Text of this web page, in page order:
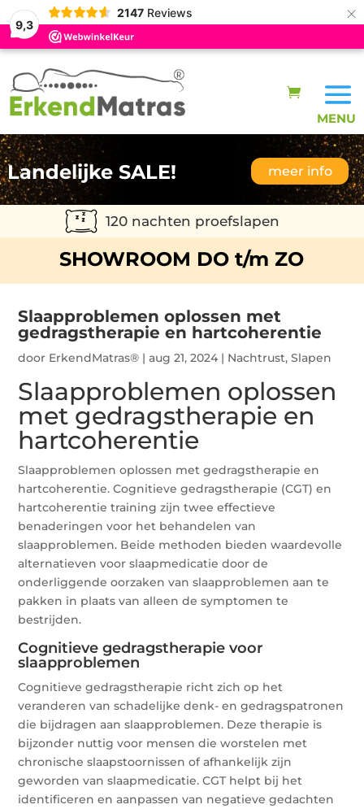
9,3
2147 Reviews ×
Landelijke SALE! meer info
120 nachten proefslapen
SHOWROOM DO t/m ZO
Slaapproblemen oplossen met
gedragstherapie en hartcoherentie
door ErkendMatras® |aug 21, 2024 | Nachtrust,Slapen
Slaapproblemen oplossen
met gedragstherapie en
hartcoherentie
Slaapproblemen oplossen met gedragstherapie en
hartcoherentie. Cognitieve gedragstherapie (CGT) en
hartcoherentie training zijn twee effectieve
benaderingen voor het behandelen van
slaapproblemen. Beide methoden bieden waardevolle
alternatieven voor slaapmedicatie door de
onderliggende oorzaken van slaapproblemen aan te
pakken in plaats van alleen de symptomen te
bestrijden.
Cognitieve gedragstherapie voor
slaapproblemen
Cognitieve gedragstherapie richt zich op het
veranderen van schadelijke denk- en gedragspatronen
die bijdragen aan slaapproblemen. Deze therapie is
bijzonder nuttig voor mensen die worstelen met
chronische slaapstoornissen of afhankelijk zijn
geworden van slaapmedicatie. CGT helpt bij het
identificeren en aanpassen van negatieve gedachten